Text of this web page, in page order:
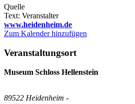
Quelle
Text: Veranstalter
www.heidenheim.de
Zum Kalender hinzufügen
Veranstaltungsort
Museum Schloss Hellenstein
89522 Heidenheim -